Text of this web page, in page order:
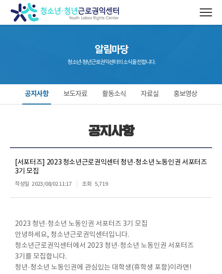
알림마당
청소년·청년근로권익센터의 소식을 전합니다.
공지사항 보도자료 활동소식 자료실 홍보영상
공지사항
[서포터즈] 2023 청소년근로권익센터 청년·청소년 노동인권 서포터즈
3기 모집
작성일 2023/08/02 11:17 조회 5,719
2023 청년·청소년 노동인권 서포터즈 3기 모집
안녕하세요, 청소년근로권익센터입니다.
청소년근로권익센터에서 2023 청년·청소년 노동인권 서포터즈
3기를 모집합니다.
청년·청소년 노동인권에 관심있는 대학생(휴학생 포함)이라면!